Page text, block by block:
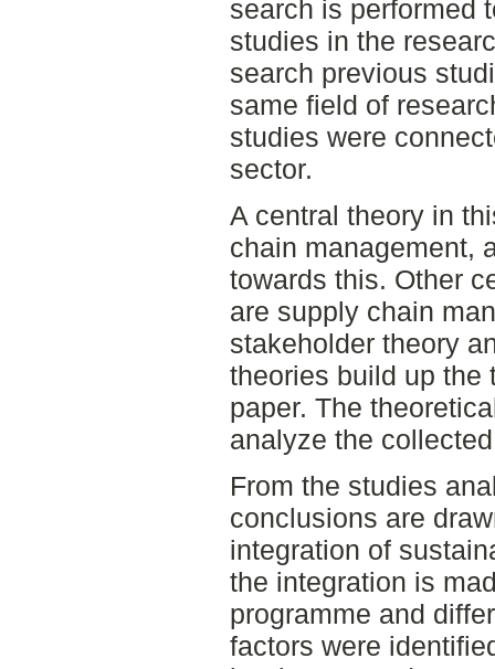
search is performed
studies in the
search previous
same field of
studies were
sector.
A central theory in
chain management,
towards this. Other
are supply chain
stakeholder theory
theories build up the
paper. The
analyze the
From the studies
conclusions are
integration of
the integration is
programme and
factors were